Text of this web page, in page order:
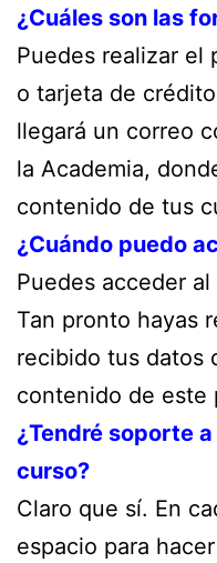
¿Cuáles son las
Puedes realizar el
o tarjeta de
llegará un correo
la Academia,
contenido de tus
¿Cuándo puedo
Puedes acceder
Tan pronto hayas
recibido tus datos
contenido de este
¿Tendré soporte
curso?
Claro que sí. En
espacio para